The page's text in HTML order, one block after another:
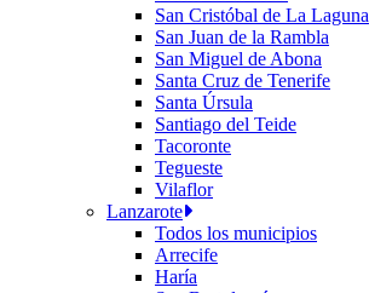
San Cristóbal de La Laguna
San Juan de la Rambla
San Miguel de Abona
Santa Cruz de Tenerife
Santa Úrsula
Santiago del Teide
Tacoronte
Tegueste
Vilaflor
Lanzarote
Todos los municipios
Arrecife
Haría